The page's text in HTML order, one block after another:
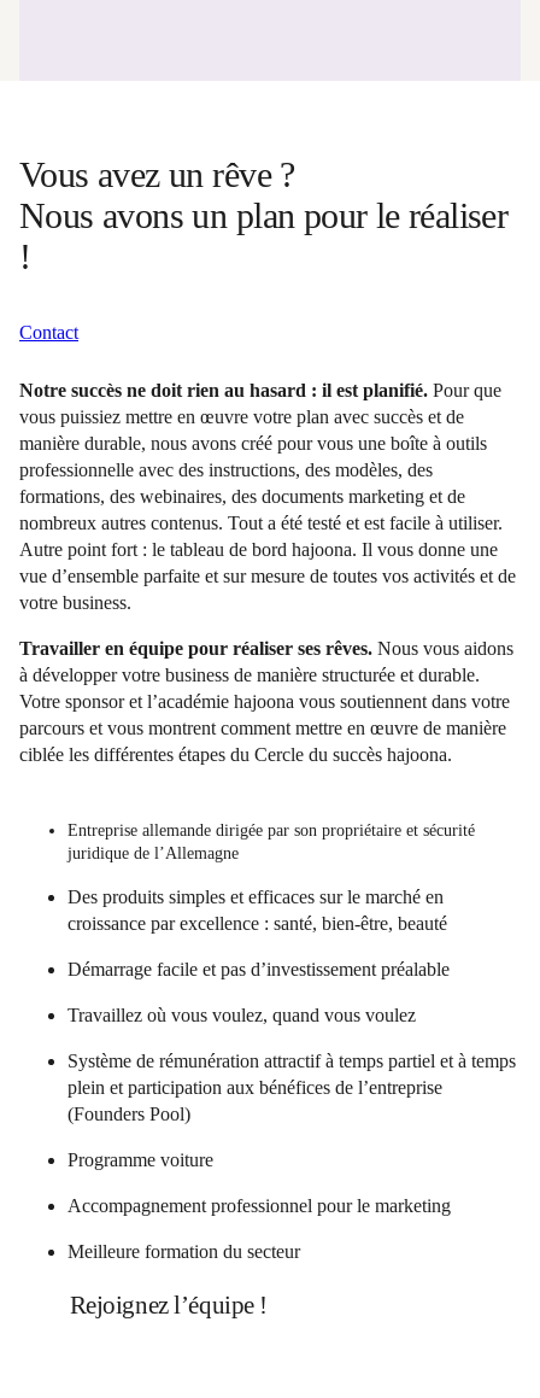
Vous avez un rêve ?
Nous avons un plan pour le réaliser
!
Contact
Notre succès ne doit rien au hasard : il est planifié. Pour que
vous puissiez mettre en œuvre votre plan avec succès et de
manière durable, nous avons créé pour vous une boîte à outils
professionnelle avec des instructions, des modèles, des
formations, des webinaires, des documents marketing et de
nombreux autres contenus. Tout a été testé et est facile à utiliser.
Autre point fort : le tableau de bord hajoona. Il vous donne une
vue d’ensemble parfaite et sur mesure de toutes vos activités et de
votre business.
Travailler en équipe pour réaliser ses rêves. Nous vous aidons
à développer votre business de manière structurée et durable.
Votre sponsor et l’académie hajoona vous soutiennent dans votre
parcours et vous montrent comment mettre en œuvre de manière
ciblée les différentes étapes du Cercle du succès hajoona.
Entreprise allemande dirigée par son propriétaire et sécurité
juridique de l’Allemagne
Des produits simples et efficaces sur le marché en
croissance par excellence : santé, bien-être, beauté
Démarrage facile et pas d’investissement préalable
Travaillez où vous voulez, quand vous voulez
Système de rémunération attractif à temps partiel et à temps
plein et participation aux bénéfices de l’entreprise
(Founders Pool)
Programme voiture
Accompagnement professionnel pour le marketing
Meilleure formation du secteur
Rejoignez l’équipe !